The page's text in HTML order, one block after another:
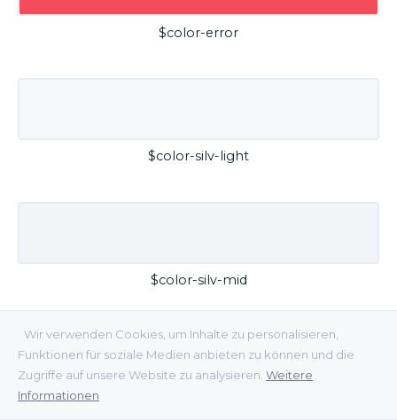
Wir verwenden Cookies, um Inhalte zu personalisieren,
Funktionen für soziale Medien anbieten zu können und die
Zugriffe auf unsere Website zu analysieren. Weitere
Informationen
$color-error
$color-silv-light
$color-silv-mid